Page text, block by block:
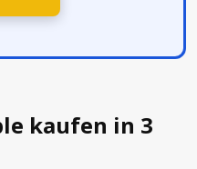
kaufen in 3